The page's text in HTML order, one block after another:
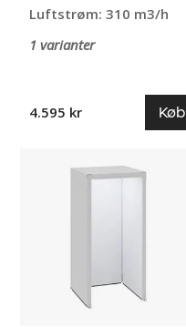
Luftstrøm: 310 m3/h
1 varianter
4.595 kr Køb